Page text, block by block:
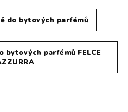
do bytových parfémů
bytových parfémů FELCE